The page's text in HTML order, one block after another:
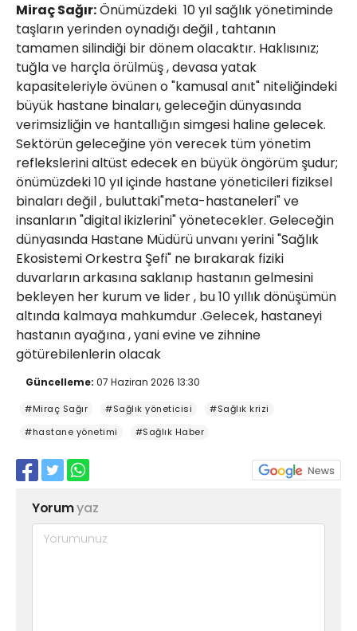
Miraç Sağır:Önümüzdeki 10 yıl sağlık yönetiminde
taşların yerinden oynadığı değil , tahtanın
tamamen silindiği bir dönem olacaktır. Haklısınız;
tuğla ve harçla örülmüş , devasa yatak
kapasiteleriyle övünen o "kamusal anıt" niteliğindeki
büyük hastane binaları, geleceğin dünyasında
verimsizliğin ve hantallığın simgesi haline gelecek.
Sektörün geleceğine yön verecek tüm yönetim
reflekslerini altüst edecek en büyük öngörüm şudur;
önümüzdeki 10 yıl içinde hastane yöneticileri fiziksel
binaları değil , buluttaki"meta-hastaneleri" ve
insanların "digital ikizlerini" yönetecekler. Geleceğin
dünyasında Hastane Müdürü unvanı yerini "Sağlık
Ekosistemi Orkestra Şefi" ne bırakarak fiziki
duvarların arkasına saklanıp hastanın gelmesini
bekleyen her kurum ve lider , bu 10 yıllık dönüşümün
altında kalmaya mahkumdur .Gelecek, hastaneyi
hastanın ayağına , yani evine ve zihnine
götürebilenlerin olacak
Güncelleme: 07 Haziran 2026 13:30
#Miraç Sağır #Sağlık yöneticisi
#Sağlık krizi
#hastane yönetimi
#Sağlık Haber
Yorumyaz